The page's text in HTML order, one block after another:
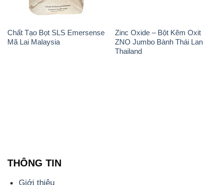
Chất Tạo Bọt SLS Emersense
Mã Lai Malaysia
Zinc Oxide – Bột Kẽm Oxit
ZNO Jumbo Bành Thái Lan
Thailand
THÔNG TIN
Giới thiệu